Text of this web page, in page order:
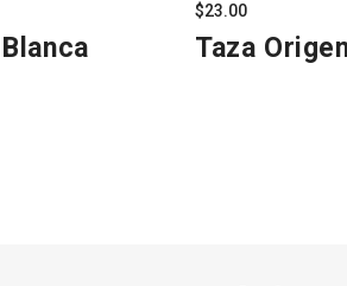
$23.00
Taza